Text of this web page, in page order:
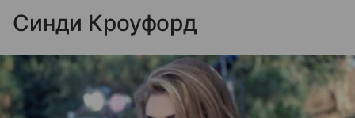
Синди Кроуфорд